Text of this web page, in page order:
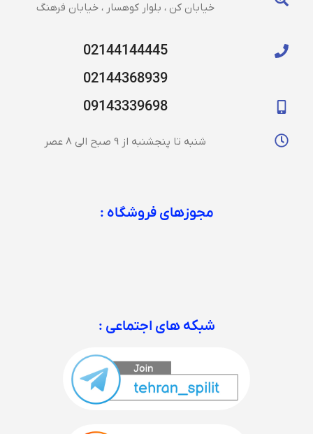
خیابان کن ، بلوار کوهسار ، خیابان فرهنگ
02144144445
02144368939
09143339698
شنبه تا پنجشنبه از 9 صبح الی 8 عصر
مجوزهای فروشگاه :
شبکه های اجتماعی :